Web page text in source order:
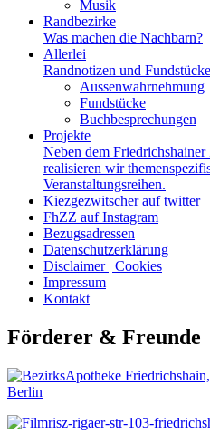
Musik
Randbezirke
Was machen die Nachbarn?
Allerlei
Randnotizen und
Aussenwahrnehmung
Fundstücke
Buchbesprechungen
Projekte
Neben dem
realisieren wir
Veranstaltungsreihen.
Kiezgezwitscher auf twitter
FhZZ auf Instagram
Bezugsadressen
Datenschutzerklärung
Disclaimer | Cookies
Impressum
Kontakt
Förderer & Freunde